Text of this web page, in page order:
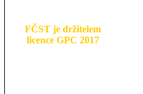
FČST je držitelem
licence GPC 2017